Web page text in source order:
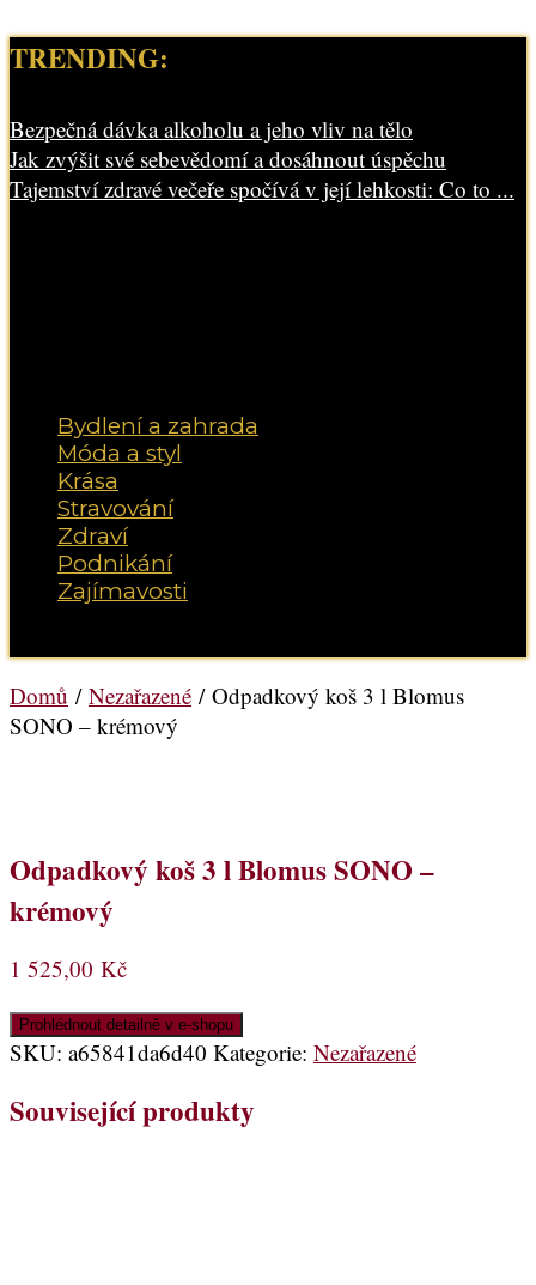
TRENDING:
Bezpečná dávka alkoholu a jeho vliv na tělo
Jak zvýšit své sebevědomí a dosáhnout úspěchu
Tajemství zdravé večeře spočívá v její lehkosti: Co to ...
Bydlení a zahrada
Móda a styl
Krása
Stravování
Zdraví
Podnikání
Zajímavosti
Domů / Nezařazené / Odpadkový koš 3 l Blomus
SONO – krémový
Odpadkový koš 3 l Blomus SONO –
krémový
1 525,00 Kč
Prohlédnout detailně v e-shopu
SKU: a65841da6d40 Kategorie: Nezařazené
Související produkty